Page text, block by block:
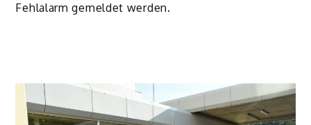
Fehlalarm gemeldet werden.